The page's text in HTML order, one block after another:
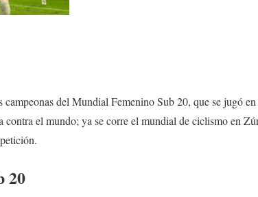
campeonas del Mundial Femenino Sub 20, que se jugó
contra el mundo; ya se corre el mundial de ciclismo en
20